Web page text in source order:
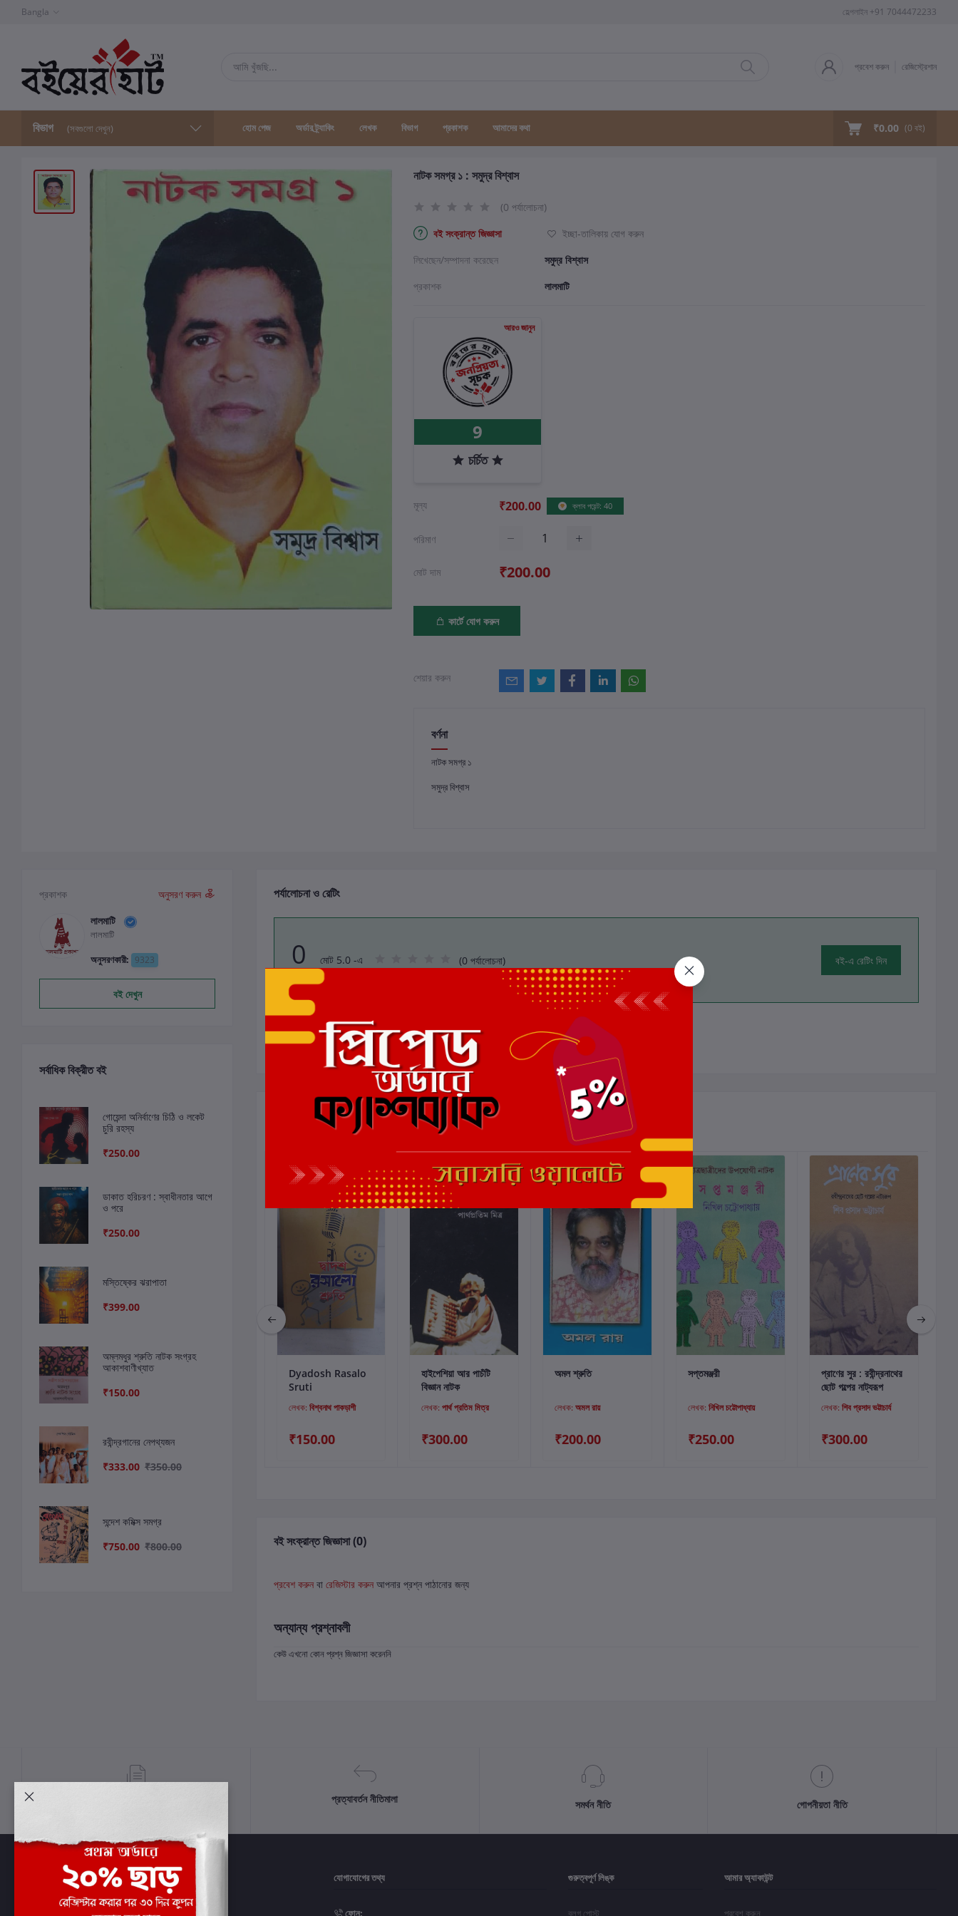
Bangla হেল্পলাইন +91 7044472233
প্রবেশ করুন রেজিস্ট্রেশান
বিভাগ (সবগুলো দেখুন) হোম পেজ অর্ডার ট্র্যাকিং লেখক বিভাগ প্রকাশক আমাদের কথা ₹0.00 (0 বই)
নাটক সমগ্র ১ : সমুদ্র বিশ্বাস
(0 পর্যালোচনা)
বই সংক্রান্ত জিজ্ঞাসা
ইচ্ছা-তালিকায় যোগ করুন
লিখেছেন/সম্পাদনা করেছেন
সমুদ্র বিশ্বাস
প্রকাশক
লালমাটি
আরও জানুন
9
চর্চিত
মূল্য ₹200.00 ক্লাব পয়েন্ট: 40
পরিমাণ
মোট দাম ₹200.00
কার্টে যোগ করুন
শেয়ার করুন
বর্ণনা
নাটক সমগ্র ১
সমুদ্র বিশ্বাস
প্রকাশক
অনুসরণ করুন
লালমাটি
লালমাটি
অনুসরণকারী: 9323
বই দেখুন
সর্বাধিক বিক্রীত বই
গোয়েন্দা অনির্বাণের চিঠি ও লকেট
চুরি রহস্য
₹250.00
ডাকাত হরিচরণ : স্বাধীনতার আগে
ও পরে
₹250.00
মস্তিষ্কের ঝরাপাতা
₹399.00
অম্লমধুর শ্রুতি নাটক সংগ্রহ
আকাশবাণীখ্যাত
₹150.00
রবীন্দ্রগানের নেপথ্যজন
₹333.00 ₹350.00
সন্দেশ কমিক্স সমগ্র
₹750.00 ₹800.00
পর্যালোচনা ও রেটিং
0 মোট 5.0 -এ (0 পর্যালোচনা) বই-এ রেটিং দিন
এই বইয়ের জন্য এখনও কোন পর্যালোচনা নেই
কার্টে যোগ করুন
শ্রুতিনাটক : মানিক
বন্দ্যোপাধ্যায়ের গল্প নিয়ে
লেখক:স্বপন গাঙ্গুলি
₹200.00 ₹250.00
কার্টে যোগ করুন
Dyadosh Rasalo
Sruti
লেখক: বিশ্বনাথ পাকড়াশী
₹150.00
কার্টে যোগ করুন
হাইপেশিয়া আর পাচঁটি
বিজ্ঞান নাটক
লেখক: পার্থ প্রতিম মিত্র
₹300.00
কার্টে যোগ করুন
অমল শ্রুতি
লেখক: অমল রায়
₹200.00
কার্টে যোগ করুন
সপ্তমঞ্জরী
লেখক: নিখিল চট্টোপাধ্যায়
₹250.00
কার্টে যোগ করুন
প্রাণের সুর : রবীন্দ্রনাথের
ছোট গল্পের নাট্যরূপ
লেখক: শিব প্রসাদ ভট্টাচার্য
₹300.00
বই সংক্রান্ত জিজ্ঞাসা (0)
প্রবেশ করুন বা রেজিস্টার করুন আপনার প্রশ্ন পাঠানোর জন্য
অন্যান্য প্রশ্নাবলী
কেউ এখনো কোন প্রশ্ন জিজ্ঞাসা করেননি
প্রত্যাবর্তন নীতিমালা সমর্থন নীতি গোপনীয়তা নীতি
যোগাযোগের তথ্য
ফোন:
গুরুত্বপূর্ণ লিঙ্ক
ব্লগ পোস্ট
আমার অ্যাকাউন্ট
প্রবেশ করুন